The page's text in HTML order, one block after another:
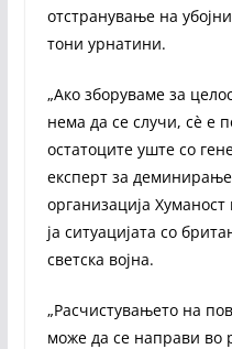
отстранување на
тони урнатини.
„Ако зборуваме за
нема да се случи, сè е
остатоците уште со
експерт за
организација Хуманост
ја ситуацијата со
светска војна.
„Расчистувањето на
може да се направи во